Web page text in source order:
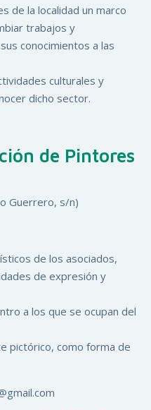
de la localidad un marco
trabajos y
conocimientos a las
culturales y
dicho sector.
de Pintores
Guerrero, s/n)
de los asociados,
de expresión y
a los que se ocupan del
pictórico, como forma de